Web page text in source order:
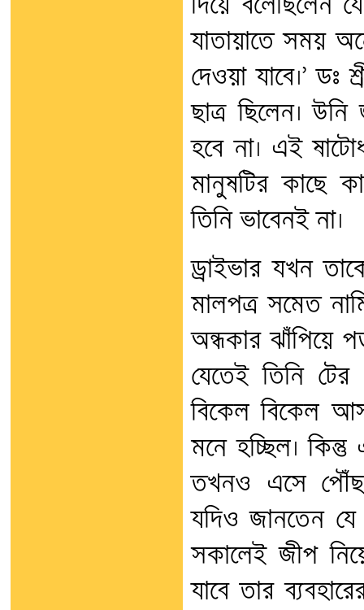
যাতায়াতে সময়
দেওয়া যাবে।’ ডঃ
ছাত্র ছিলেন।
হবে না। এই
মানুষটির কাছে
তিনি ভাবেনই না।
ড্রাইভার যখন
মালপত্র সমেত
অন্ধকার ঝাঁপিয়ে
যেতেই তিনি
বিকেল বিকেল
মনে হচ্ছিল।
তখনও এসে
যদিও জানতেন যে
সকালেই জীপ
যাবে তার